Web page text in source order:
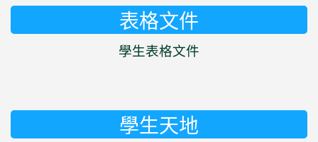
表格文件
學生表格文件
學生天地